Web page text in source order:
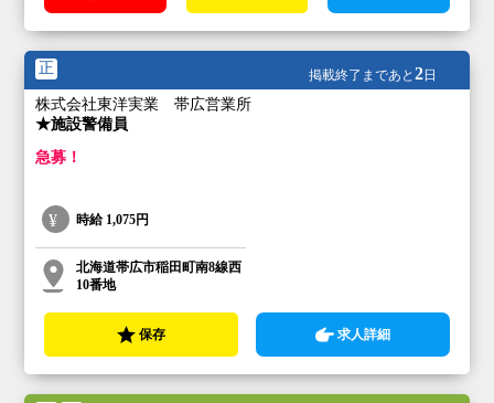
正 掲載終了まであと 2日
株式会社東洋実業 帯広営業所
★施設警備員
急募！
時給 1,075円
北海道帯広市稲田町南8線西
10番地
保存 求人詳細